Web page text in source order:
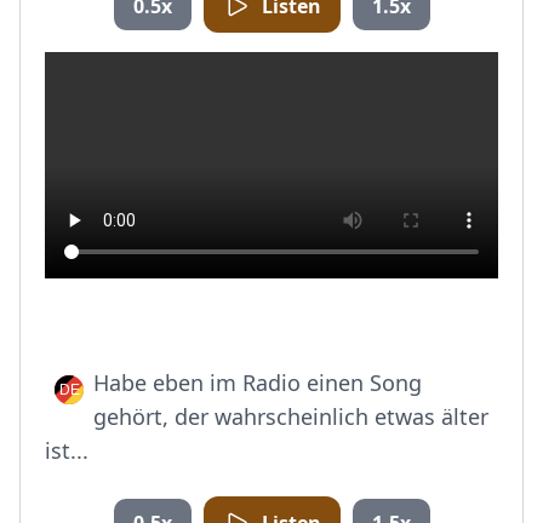
0.5x Listen 1.5x
Habe eben im Radio einen Song
gehört, der wahrscheinlich etwas älter
ist...